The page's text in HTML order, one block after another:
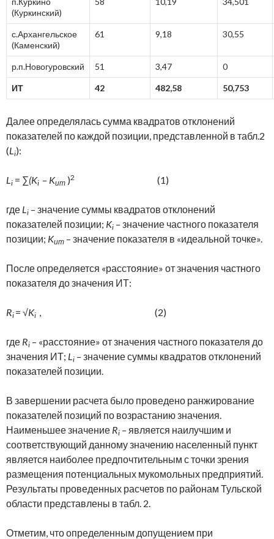
(Куркинский)
с.Архангельское
(Каменский)
61 9,18 30,55
р.п.Новогуровский 51 3,47 0
ИТ 42 482,58 50,753
Далее определялась сумма квадратов отклонений
показателей по каждой позиции, представленной в табл.2
(L i):
L i = ∑(Ki – Kит )2 (1)
где L i – значение суммы квадратов отклонений
показателей позиции; Ki – значение частного показателя
позиции; Kит – значение показателя в «идеальной точке».
После определяется «расстояние» от значения частного
показателя до значения ИТ:
Ri = √Ki , (2)
где Ri – «расстояние» от значения частного показателя до
значения ИТ; L i – значение суммы квадратов отклонений
показателей позиции.
В завершении расчета было проведено ранжирование
показателей позиций по возрастанию значения.
Наименьшее значение Ri – является наилучшим и
соответствующий данному значению населенный пункт
является наиболее предпочтительным с точки зрения
размещения потенциальных мукомольных предприятий.
Результаты проведенных расчетов по районам Тульской
области представлены в табл. 2.
Отметим, что определенным допущением при